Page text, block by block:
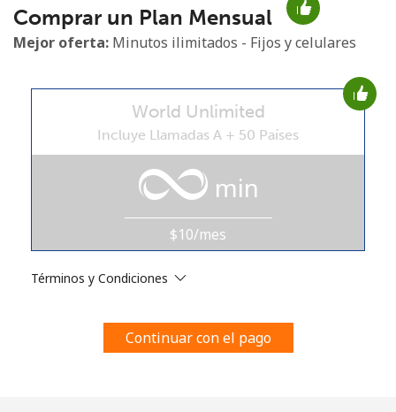
Mínimo 8 caracteres
Una letra mayúscula y una minúscula
Un número
estosTérminos y condiciones.
Únete
Comprar un Plan Mensual
Mejor oferta: Minutos ilimitados - Fijos y celulares
World Unlimited
Incluye Llamadas A + 50 Países
min
$10/mes
Términos y Condiciones
Continuar con el pago